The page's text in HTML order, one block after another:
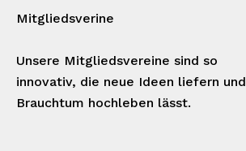
Mitgliedsverine
Unsere Mitgliedsvereine sind so
innovativ, die neue Ideen liefern und
Brauchtum hochleben lässt.